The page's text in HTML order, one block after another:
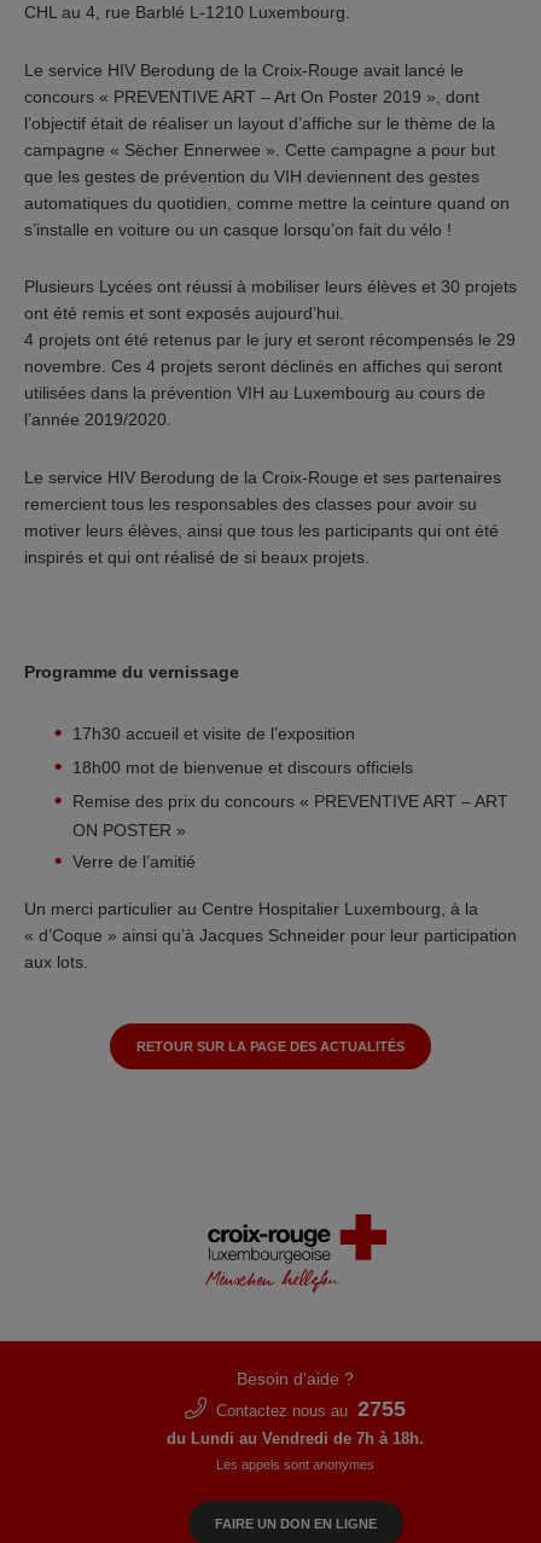
CHL au 4, rue Barblé L-1210 Luxembourg.
Le service HIV Berodung de la Croix-Rouge avait lancé le
concours « PREVENTIVE ART – Art On Poster 2019 », dont
l’objectif était de réaliser un layout d’affiche sur le thème de la
campagne « Sëcher Ennerwee ». Cette campagne a pour but
que les gestes de prévention du VIH deviennent des gestes
automatiques du quotidien, comme mettre la ceinture quand on
s’installe en voiture ou un casque lorsqu’on fait du vélo !
Plusieurs Lycées ont réussi à mobiliser leurs élèves et 30 projets
ont été remis et sont exposés aujourd’hui.
4 projets ont été retenus par le jury et seront récompensés le 29
novembre. Ces 4 projets seront déclinés en affiches qui seront
utilisées dans la prévention VIH au Luxembourg au cours de
l’année 2019/2020.
Le service HIV Berodung de la Croix-Rouge et ses partenaires
remercient tous les responsables des classes pour avoir su
motiver leurs élèves, ainsi que tous les participants qui ont été
inspirés et qui ont réalisé de si beaux projets.
Programme du vernissage
17h30 accueil et visite de l’exposition
18h00 mot de bienvenue et discours officiels
Remise des prix du concours « PREVENTIVE ART – ART
ON POSTER »
Verre de l’amitié
Un merci particulier au Centre Hospitalier Luxembourg, à la
« d’Coque » ainsi qu’à Jacques Schneider pour leur participation
aux lots.
RETOUR SUR LA PAGE DES ACTUALITÉS
Besoin d'aide ?
Contactez nous au 2755
du Lundi au Vendredi de 7h à 18h.
Les appels sont anonymes
FAIRE UN DON EN LIGNE